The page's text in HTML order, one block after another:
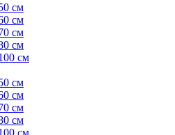
см
см
см
см
см
см
см
см
см
см